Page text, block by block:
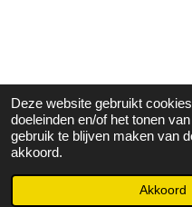
Deze website gebruikt
doeleinden en/of het tonen
gebruik te blijven maken van
akkoord.
Akkoord